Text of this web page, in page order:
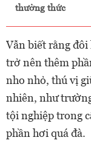
thưởng thức
Vẫn biết rằng đôi
trở nên thêm
nho nhỏ, thú vị
nhiên, như
tội nghiệp trong
phần hơi quá đà.